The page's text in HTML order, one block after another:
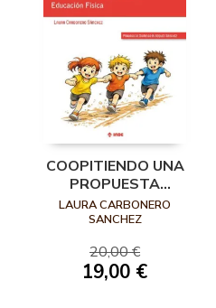
COOPITIENDO UNA
PROPUESTA
COOPERATIVA EN
LA INICIACION
LAURA CARBONERO
SANCHEZ
20,00 €
19,00 €